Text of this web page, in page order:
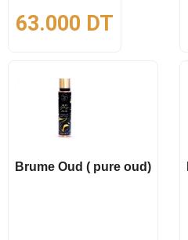
63.000 DT
Brume Oud ( pure oud)